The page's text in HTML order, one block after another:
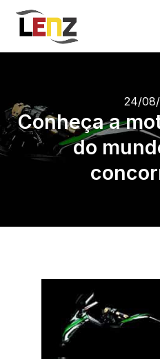
24/
Conheça a
do